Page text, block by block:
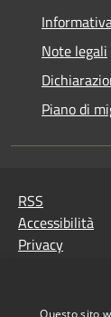
Note legali
Piano di
RSS
Accessibilità
Privacy
Questo sito